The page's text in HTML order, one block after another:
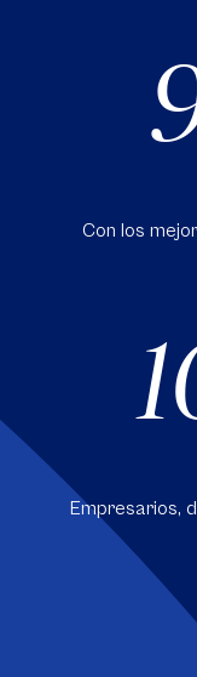
Con los
Empresarios,